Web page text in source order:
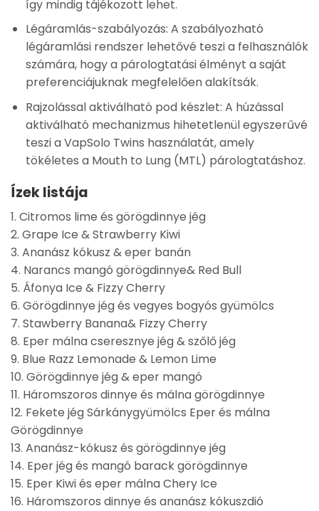
így mindig tájékozott lehet.
Légáramlás-szabályozás: A szabályozható
légáramlási rendszer lehetővé teszi a felhasználók
számára, hogy a párologtatási élményt a saját
preferenciájuknak megfelelően alakítsák.
Rajzolással aktiválható pod készlet: A húzással
aktiválható mechanizmus hihetetlenül egyszerűvé
teszi a VapSolo Twins használatát, amely
tökéletes a Mouth to Lung (MTL) párologtatáshoz.
Ízek listája
1. Citromos lime és görögdinnye jég
2. Grape Ice & Strawberry Kiwi
3. Ananász kókusz & eper banán
4. Narancs mangó görögdinnye& Red Bull
5. Áfonya Ice & Fizzy Cherry
6. Görögdinnye jég és vegyes bogyós gyümölcs
7. Stawberry Banana& Fizzy Cherry
8. Eper málna cseresznye jég & szőlő jég
9. Blue Razz Lemonade & Lemon Lime
10. Görögdinnye jég & eper mangó
11. Háromszoros dinnye és málna görögdinnye
12. Fekete jég Sárkánygyümölcs Eper és málna
Görögdinnye
13. Ananász-kókusz és görögdinnye jég
14. Eper jég és mangó barack görögdinnye
15. Eper Kiwi és eper málna Chery Ice
16. Háromszoros dinnye és ananász kókuszdió